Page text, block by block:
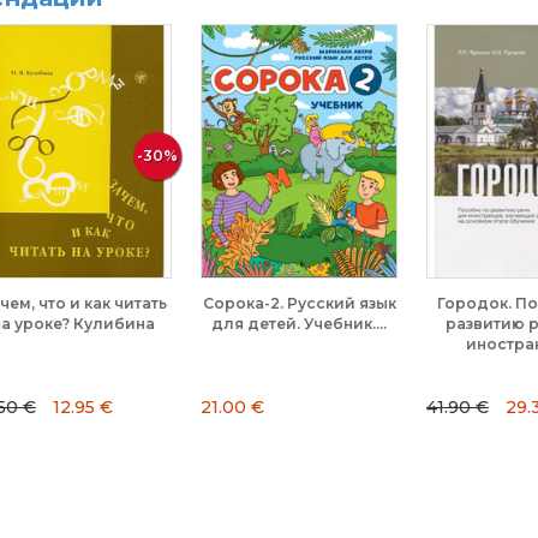
по
-30%
Русский класс. Учебник
для детей 12-16 лет...
35.00 € 24.50 €
-30%
Коррида. Токарева (В1).
Библиотека Златоуста